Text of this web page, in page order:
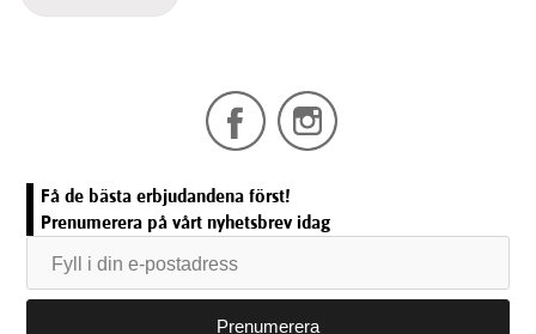
Få de bästa erbjudandena först!
Prenumerera på vårt nyhetsbrev idag